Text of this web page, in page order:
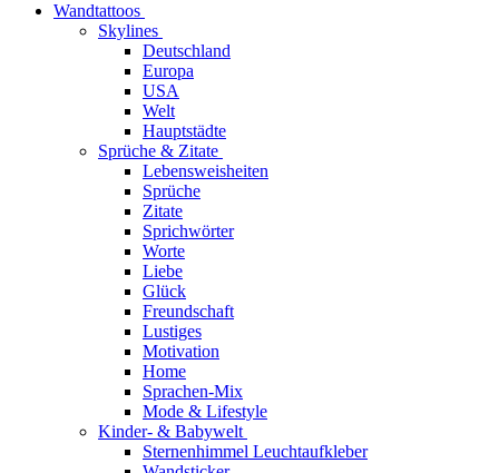
Wandtattoos
Skylines
Deutschland
Europa
USA
Welt
Hauptstädte
Sprüche & Zitate
Lebensweisheiten
Sprüche
Zitate
Sprichwörter
Worte
Liebe
Glück
Freundschaft
Lustiges
Motivation
Home
Sprachen-Mix
Mode & Lifestyle
Kinder- & Babywelt
Sternenhimmel Leuchtaufkleber